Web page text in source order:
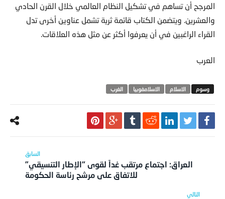
المرجح أن تساهم في تشكيل النظام العالمي خلال القرن الحادي
والعشرين. ويتضمن الكتاب قائمة ثرية تشمل عناوين أخرى تدل
القراء الراغبين في أن يعرفوا أكثر عن مثل هذه العلاقات.
العرب
الاسلام الاسلامفوبيا الغرب
العراق: اجتماع مرتقب غداً لقوى “الإطار التنسيقي”
للاتفاق على مرشح رئاسة الحكومة